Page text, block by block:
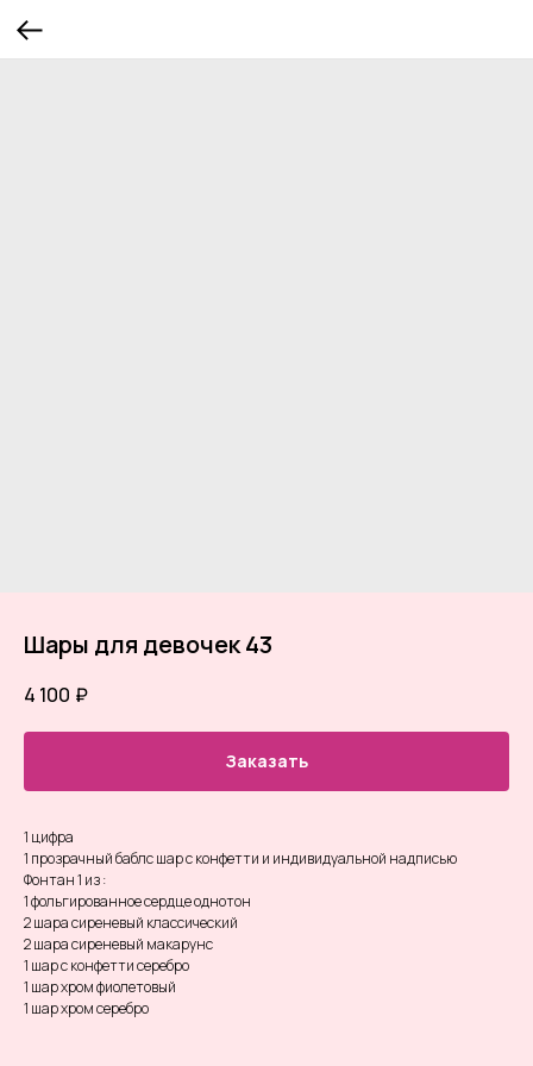
Шары для девочек 43
4 100 ₽
Заказать
1 цифра
1 прозрачный баблс шар с конфетти и индивидуальной надписью
Фонтан 1 из :
1 фольгированное сердце однотон
2 шара сиреневый классический
2 шара сиреневый макарунс
1 шар с конфетти серебро
1 шар хром фиолетовый
1 шар хром серебро